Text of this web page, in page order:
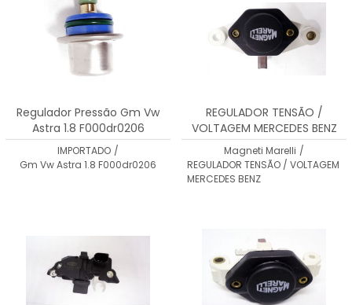
Regulador Pressão Gm Vw
Astra 1.8 F000dr0206
IMPORTADO /
Gm Vw Astra 1.8 F000dr0206
REGULADOR TENSÃO /
VOLTAGEM MERCEDES BENZ
180 RT510079
Magneti Marelli /
REGULADOR TENSÃO / VOLTAGEM
MERCEDES BENZ